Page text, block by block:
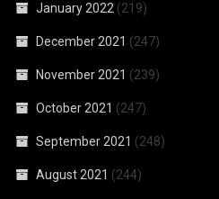
January 2022 (219)
December 2021 (247)
November 2021 (239)
October 2021 (247)
September 2021 (248)
August 2021 (244)